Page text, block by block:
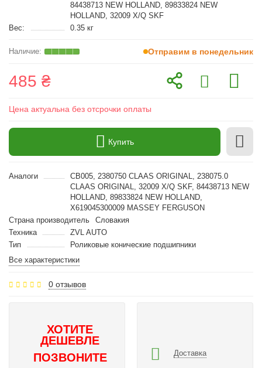
84438713 NEW HOLLAND, 89833824 NEW
HOLLAND, 32009 X/Q SKF
Вес:
0.35 кг
Отправим в понедельник
485 ₴
Цена актуальна без отсрочки оплаты
Купить
Аналоги
CB005, 2380750 CLAAS ORIGINAL, 238075.0
CLAAS ORIGINAL, 32009 X/Q SKF, 84438713 NEW
HOLLAND, 89833824 NEW HOLLAND,
X619045300009 MASSEY FERGUSON
Страна производитель
Словакия
Техника
ZVL AUTO
Тип
Роликовые конические подшипники
Все характеристики
0 отзывов
ХОТИТЕ
ДЕШЕВЛЕ
ПОЗВОНИТЕ
Доставка